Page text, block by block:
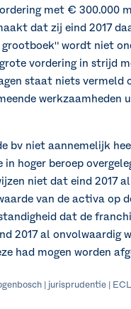
met € 300.000
dat zij eind 2017
wordt niet
vordering in strijd
staat niets vermeld
werkzaamheden
bv niet aannemelijk
in hoger beroep
niet dat eind 2017
van de activa op
dat de
2017 al onvolwaardig
had mogen worden
| jurisprudentie |